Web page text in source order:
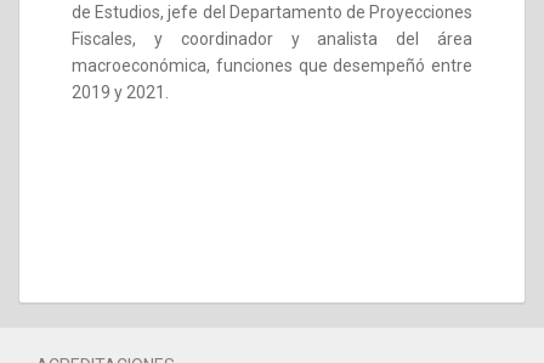
de Estudios, jefe del Departamento de Proyecciones
Fiscales, y coordinador y analista del área
macroeconómica, funciones que desempeñó entre
2019 y 2021.